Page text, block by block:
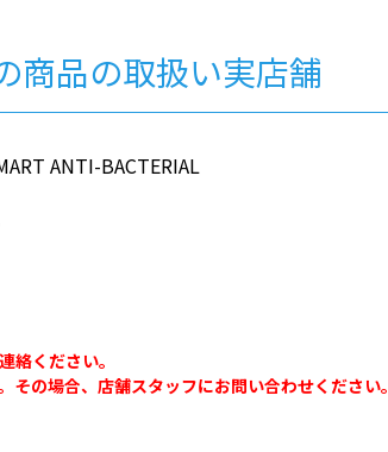
商品の取扱い実店舗
ANTI-BACTERIAL
絡ください。
その場合、店舗スタッフにお問い合わせください。